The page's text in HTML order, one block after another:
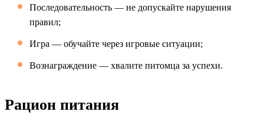
Последовательность — не допускайте нарушения
правил;
Игра — обучайте через игровые ситуации;
Вознаграждение — хвалите питомца за успехи.
Рацион питания